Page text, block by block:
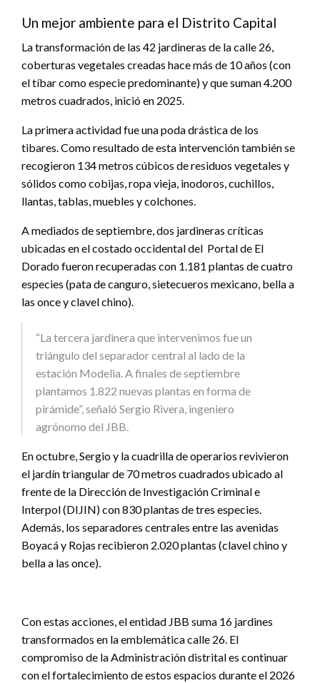
Un mejor ambiente para el Distrito Capital
La transformación de las 42 jardineras de la calle 26,
coberturas vegetales creadas hace más de 10 años (con
el tíbar como especie predominante) y que suman 4.200
metros cuadrados, inició en 2025.
La primera actividad fue una poda drástica de los
tibares. Como resultado de esta intervención también se
recogieron 134 metros cúbicos de residuos vegetales y
sólidos como cobijas, ropa vieja, inodoros, cuchillos,
llantas, tablas, muebles y colchones.
A mediados de septiembre, dos jardineras críticas
ubicadas en el costado occidental del Portal de El
Dorado fueron recuperadas con 1.181 plantas de cuatro
especies (pata de canguro, sietecueros mexicano, bella a
las once y clavel chino).
“La tercera jardinera que intervenimos fue un
triángulo del separador central al lado de la
estación Modelia. A finales de septiembre
plantamos 1.822 nuevas plantas en forma de
pirámide”, señaló Sergio Rivera, ingeniero
agrónomo del JBB.
En octubre, Sergio y la cuadrilla de operarios revivieron
el jardín triangular de 70 metros cuadrados ubicado al
frente de la Dirección de Investigación Criminal e
Interpol (DIJIN) con 830 plantas de tres especies.
Además, los separadores centrales entre las avenidas
Boyacá y Rojas recibieron 2.020 plantas (clavel chino y
bella a las once).
Con estas acciones, el entidad JBB suma 16 jardines
transformados en la emblemática calle 26. El
compromiso de la Administración distrital es continuar
con el fortalecimiento de estos espacios durante el 2026